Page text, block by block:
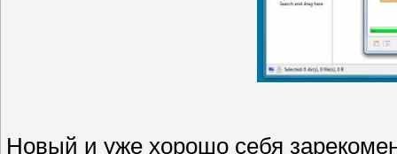
Новый и уже хорошо себя